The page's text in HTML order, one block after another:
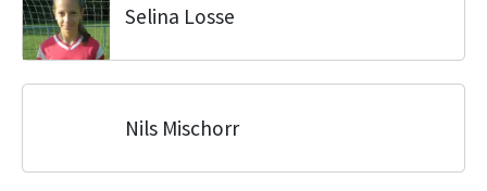
Selina Losse
Nils Mischorr